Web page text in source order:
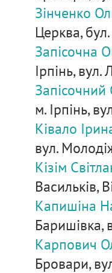
Зінченко
Церква,
Запісочна
Ірпінь, вул.
м. Ірпінь,
Ківало
вул.
Кізім
Васильків,
Капишіна
Баришівка,
Карпович
Бровари,